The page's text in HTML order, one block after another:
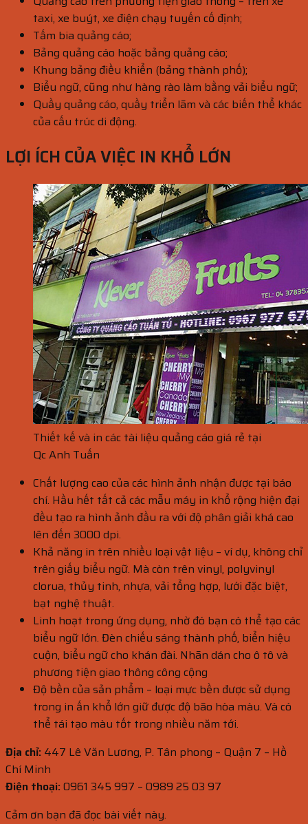
taxi, xe buýt, xe điện chạy tuyến cố định;
Tấm bia quảng cáo;
Bảng quảng cáo hoặc bảng quảng cáo;
Khung bảng điều khiển (bảng thành phố);
Biểu ngữ, cũng như hàng rào làm bằng vải biểu ngữ;
Quầy quảng cáo, quầy triển lãm và các biến thể khác
của cấu trúc di động.
LỢI ÍCH CỦA VIỆC IN KHỔ LỚN
Thiết kế và in các tài liệu quảng cáo giá rẻ tại
Qc Anh Tuấn
Chất lượng cao của các hình ảnh nhận được tại báo
chí. Hầu hết tất cả các mẫu máy in khổ rộng hiện đại
đều tạo ra hình ảnh đầu ra với độ phân giải khá cao
lên đến 3000 dpi.
Khả năng in trên nhiều loại vật liệu – ví dụ, không chỉ
trên giấy biểu ngữ. Mà còn trên vinyl, polyvinyl
clorua, thủy tinh, nhựa, vải tổng hợp, lưới đặc biệt,
bạt nghệ thuật.
Linh hoạt trong ứng dụng, nhờ đó bạn có thể tạo các
biểu ngữ lớn. Đèn chiếu sáng thành phố, biển hiệu
cuộn, biểu ngữ cho khán đài. Nhãn dán cho ô tô và
phương tiện giao thông công cộng
Độ bền của sản phẩm – loại mực bền được sử dụng
trong in ấn khổ lớn giữ được độ bão hòa màu. Và có
thể tái tạo màu tốt trong nhiều năm tới.
Địa chỉ: 447 Lê Văn Lương, P. Tân phong – Quận 7 – Hồ
Chí Minh
Điện thoại:0961 345 997 – 0989 25 03 97
Cảm ơn bạn đã đọc bài viết này.